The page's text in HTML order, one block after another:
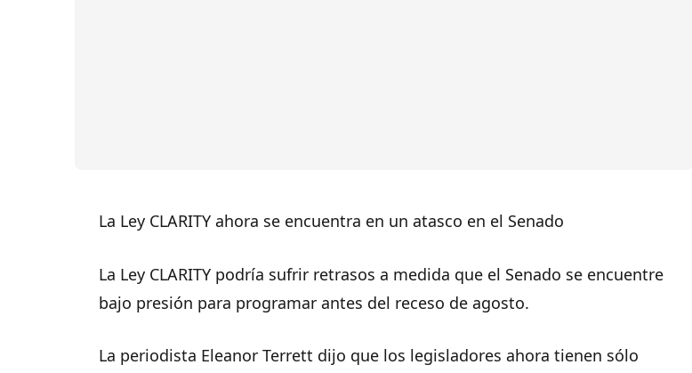
La Ley CLARITY ahora se encuentra en un atasco en el Senado
La Ley CLARITY podría sufrir retrasos a medida que el Senado se encuentre
bajo presión para programar antes del receso de agosto.
La periodista Eleanor Terrett dijo que los legisladores ahora tienen sólo